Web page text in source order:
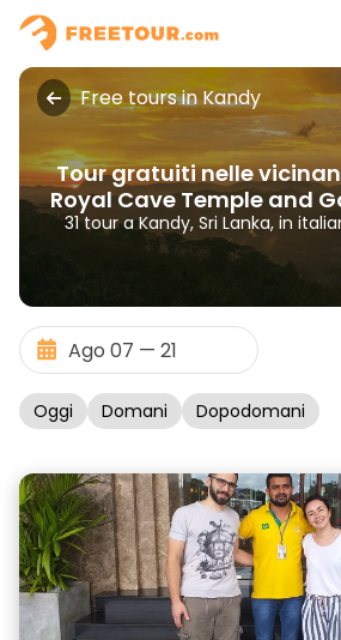
Free tours in Kandy
Tour gratuiti nelle
Royal Cave Temple and
31 tour a Kandy, Sri Lanka, in
Oggi Domani Dopodomani